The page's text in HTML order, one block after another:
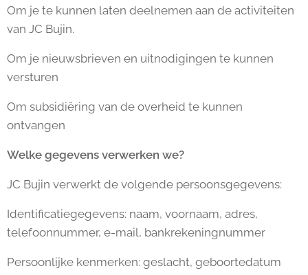
Om je te kunnen laten deelnemen aan de activiteiten
van JC Bujin.
Om je nieuwsbrieven en uitnodigingen te kunnen
versturen
Om subsidiëring van de overheid te kunnen
ontvangen
Welke gegevens verwerken we?
JC Bujin verwerkt de volgende persoonsgegevens:
Identificatiegegevens: naam, voornaam, adres,
telefoonnummer, e-mail, bankrekeningnummer
Persoonlijke kenmerken: geslacht, geboortedatum